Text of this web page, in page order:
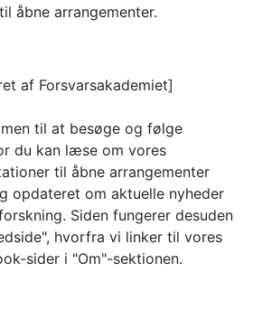
åbne arrangementer.
af Forsvarsakademiet]
til at besøge og følge
du kan læse om vores
til åbne arrangementer
opdateret om aktuelle nyheder
Siden fungerer desuden
hvorfra vi linker til vores
sider i "Om"-sektionen.